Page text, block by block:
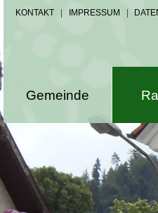
KONTAKT IMPRESSUM
Gemeinde